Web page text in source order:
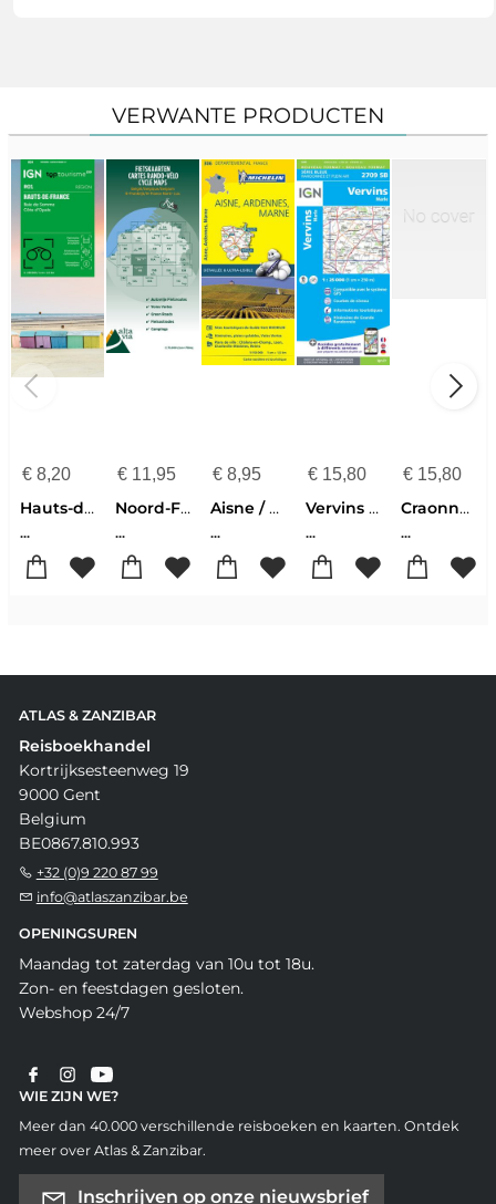
VERWANTE PRODUCTEN
€8,20
Hauts-de-France - Baie de Somme - Côte d'Opale 01
...
€11,95
Noord-Frankrijk Compiègne
...
€ 8,95
Aisne / Ardennes / Marne 306
...
€ 15,80
Vervins / Marle 2709
...
€ 15,80
Craonne / Beaurieux / Chemin des Dames 2711
...
ATLAS & ZANZIBAR
Reisboekhandel
Kortrijksesteenweg 19
9000 Gent
Belgium
BE0867.810.993
+32 (0)9 220 87 99
info@atlaszanzibar.be
OPENINGSUREN
Maandag tot zaterdag van 10u tot 18u.
Zon- en feestdagen gesloten.
Webshop 24/7
WIE ZIJN WE?
Meer dan 40.000 verschillende reisboeken en kaarten. Ontdek
meer over Atlas & Zanzibar.
Inschrijven op onze nieuwsbrief